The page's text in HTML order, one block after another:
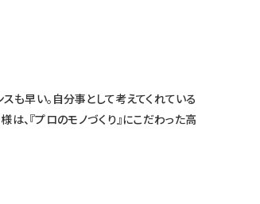
も早い。自分事として考えてくれている
、『プロのモノづくり』にこだわった高